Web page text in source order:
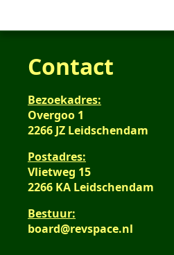
Contact
Bezoekadres:
Overgoo 1
2266 JZ Leidschendam
Postadres:
Vlietweg 15
2266 KA Leidschendam
Bestuur:
board@revspace.nl